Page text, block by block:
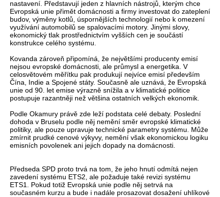
nastavení. Představují jeden z hlavních nástrojů, kterým chce
Evropská unie přimět domácnosti a firmy investovat do zateplení
budov, výměny kotlů, úspornějších technologií nebo k omezení
využívání automobilů se spalovacími motory. Jinými slovy,
ekonomický tlak prostřednictvím vyšších cen je součástí
konstrukce celého systému.
Kovanda zároveň připomíná, že největšími producenty emisí
nejsou evropské domácnosti, ale průmysl a energetika. V
celosvětovém měřítku pak produkují nejvíce emisí především
Čína, Indie a Spojené státy. Současně ale uznává, že Evropská
unie od 90. let emise výrazně snížila a v klimatické politice
postupuje razantněji než většina ostatních velkých ekonomik.
Podle Okamury právě zde leží podstata celé debaty. Poslední
dohoda v Bruselu podle něj nemění směr evropské klimatické
politiky, ale pouze upravuje technické parametry systému. Může
zmírnit prudké cenové výkyvy, nemění však ekonomickou logiku
emisních povolenek ani jejich dopady na domácnosti.
Předseda SPD proto trvá na tom, že jeho hnutí odmítá nejen
zavedení systému ETS2, ale požaduje také revizi systému
ETS1. Pokud totiž Evropská unie podle něj setrvá na
současném kurzu a bude i nadále prosazovat dosažení uhlíkové